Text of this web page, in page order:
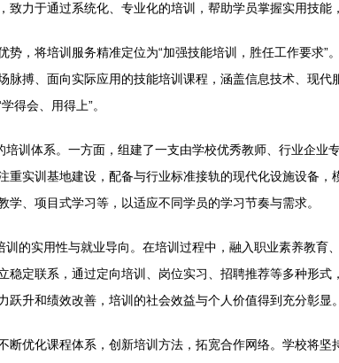
力于通过系统化、专业化的培训，帮助学员掌握实用技能
，将培训服务精准定位为“加强技能培训，胜任工作要求
搏、面向实际应用的技能培训课程，涵盖信息技术、现
得会、用得上”。
训体系。一方面，组建了一支由学校优秀教师、行业企业
实训基地建设，配备与行业标准接轨的现代化设施设备
、项目式学习等，以适应不同学员的学习节奏与需求。
的实用性与就业导向。在培训过程中，融入职业素养教
定联系，通过定向培训、岗位实习、招聘推荐等多种形
升和绩效改善，培训的社会效益与个人价值得到充分彰显。
优化课程体系，创新培训方法，拓宽合作网络。学校将